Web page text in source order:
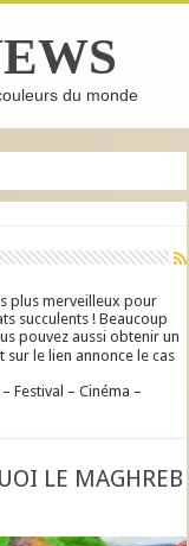
du monde
plus merveilleux pour
succulents ! Beaucoup
pouvez aussi obtenir un
le lien annonce le cas
Festival – Cinéma –
LE MAGHREB